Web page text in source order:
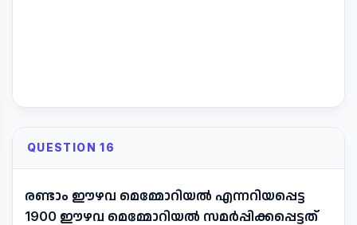
QUESTION 16
രണ്ടാം ഈഴവ മെമ്മോറിയൽ എന്നറിയപ്പെട്ട
1900 ഈഴവ മെമ്മോറിയൽ സമർപ്പിക്കപ്പെട്ടത്